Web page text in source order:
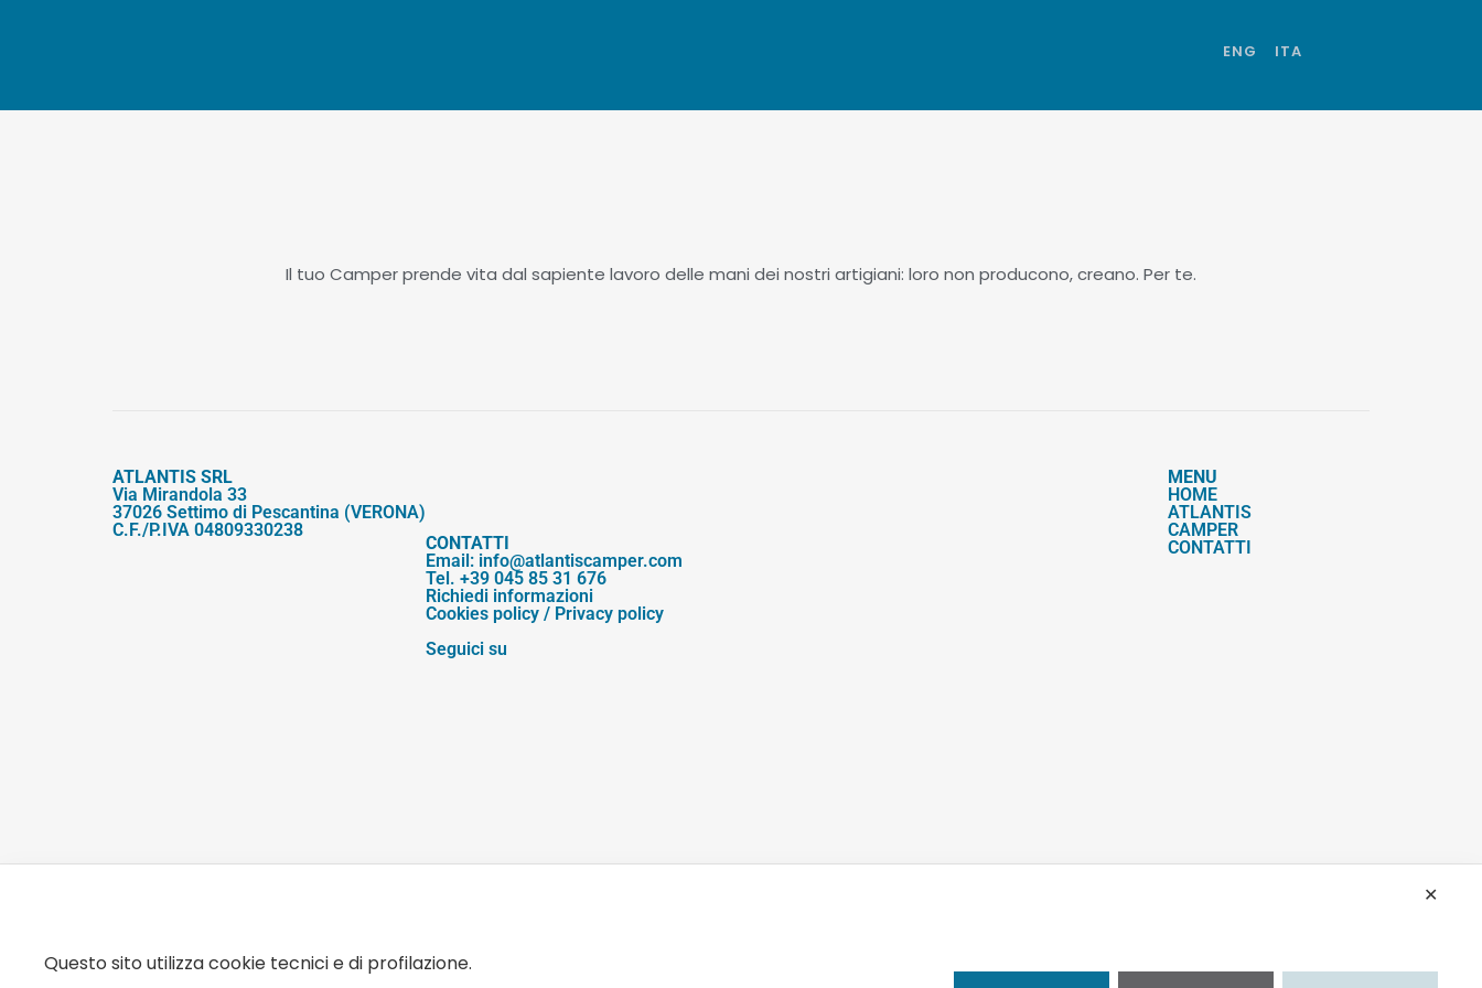
ENG ITA
Il tuo Camper prende vita dal sapiente lavoro delle mani dei nostri artigiani: loro non producono, creano. Per te.
✕
Questo sito utilizza cookie tecnici e di profilazione.
ATLANTIS SRL
Via Mirandola 33
37026 Settimo di Pescantina (VERONA)
C.F./P.IVA 04809330238
CONTATTI
Email: info@atlantiscamper.com
Tel. +39 045 85 31 676
Richiedi informazioni
Cookies policy / Privacy policy
Seguici su
MENU
HOME
ATLANTIS
CAMPER
CONTATTI